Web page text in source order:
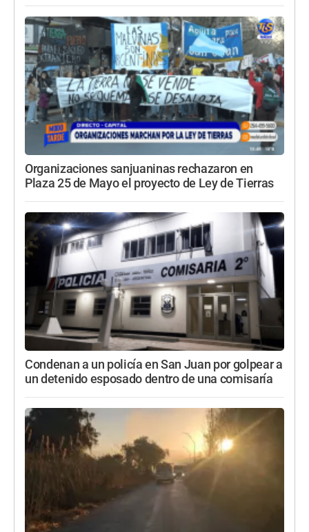
Organizaciones sanjuaninas rechazaron en
Plaza 25 de Mayo el proyecto de Ley de Tierras
Condenan a un policía en San Juan por golpear a
un detenido esposado dentro de una comisaría